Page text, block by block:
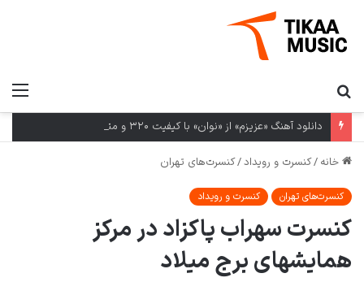
دانلود آهنگ «عزیزم» از «نوان» با کیفیت ۳۲۰ و متن ترانه
خانه /کنسرت و رویداد/کنسرت‌های تهران
کنسرت‌های تهران کنسرت و رویداد
کنسرت سهراب پاکزاد در مرکز
همایشهای برج میلاد